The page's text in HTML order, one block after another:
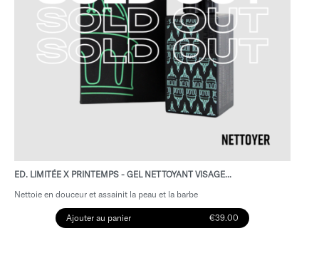
ED. LIMITÉE X PRINTEMPS - GEL NETTOYANT VISAGE...
Nettoie en douceur et assainit la peau et la barbe
Ajouter au panier €39.00